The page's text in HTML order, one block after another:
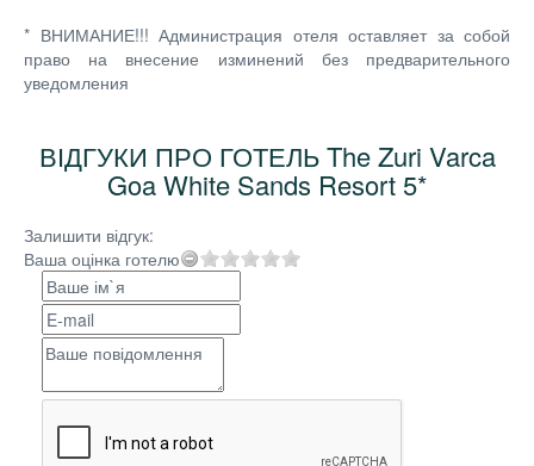
* ВНИМАНИЕ!!! Администрация отеля оставляет за собой
право на внесение изминений без предварительного
уведомления
ВІДГУКИ ПРО ГОТЕЛЬ The Zuri Varca
Goa White Sands Resort 5*
Залишити відгук:
Ваша оцінка готелю